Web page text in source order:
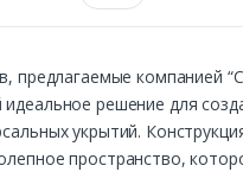
предлагаемые компанией
решение для
укрытий.
пространство,